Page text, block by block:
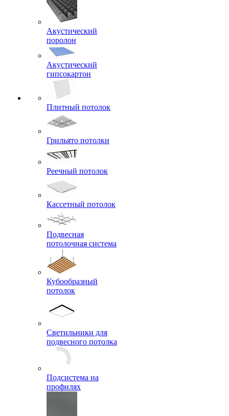
Акустический
поролон
Акустический
гипсокартон
Плитный потолок
Грильято потолки
Реечный потолок
Кассетный потолок
Подвесная
потолочная система
Кубообразный
потолок
Светильники для
подвесного потолка
профилях